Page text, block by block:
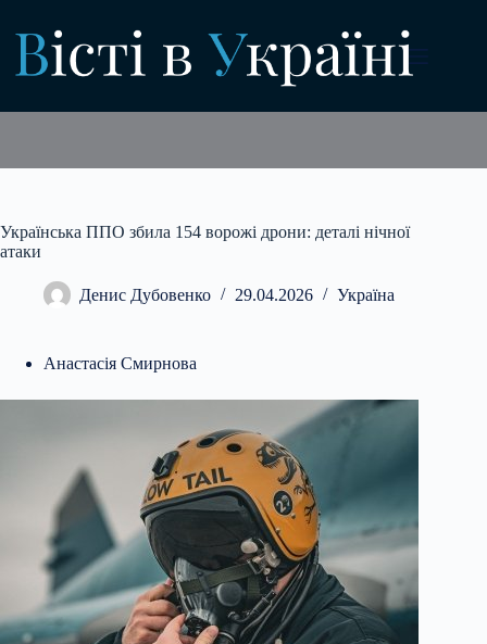
вмісту
Українська ППО збила 154 ворожі дрони: деталі нічної
атаки
Денис Дубовенко 29.04.2026 Україна
Анастасія Смирнова